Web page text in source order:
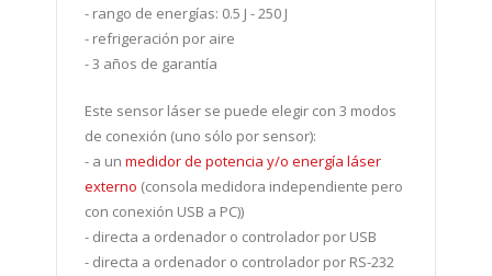
- rango de energías: 0.5 J - 250 J
- refrigeración por aire
- 3 años de garantía
Este sensor láser se puede elegir con 3 modos
de conexión (uno sólo por sensor):
- a unmedidor de potencia y/o energía láser
externo (consola medidora independiente pero
con conexión USB a PC))
- directa a ordenador o controlador por USB
- directa a ordenador o controlador por RS-232